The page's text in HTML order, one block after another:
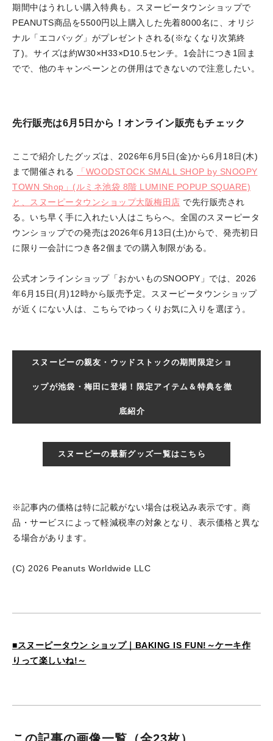
期間中はうれしい購入特典も。スヌーピータウンショップで
PEANUTS商品を5500円以上購入した先着8000名に、オリジ
ナル「エコバッグ」がプレゼントされる(※なくなり次第終
了)。サイズは約W30×H33×D10.5センチ。1会計につき1回ま
でで、他のキャンペーンとの併用はできないので注意したい。
先行販売は6月5日から！オンライン販売もチェック
ここで紹介したグッズは、2026年6月5日(金)から6月18日(木)
まで開催される
「WOODSTOCK SMALL SHOP by SNOOPY
TOWN Shop」(ルミネ池袋 8階 LUMINE POPUP SQUARE)
と、スヌーピータウンショップ大阪梅田店 で先行販売され
る。いち早く手に入れたい人はこちらへ。全国のスヌーピータ
ウンショップでの発売は2026年6月13日(土)からで、発売初日
に限り一会計につき各2個までの購入制限がある。
公式オンラインショップ「おかいものSNOOPY」では、2026
年6月15日(月)12時から販売予定。スヌーピータウンショップ
が近くにない人は、こちらでゆっくりお気に入りを選ぼう。
スヌーピーの親友・ウッドストックの期間限定ショ
ップが池袋・梅田に登場！限定アイテム＆特典を徹
底紹介
スヌーピーの最新グッズ一覧はこちら
※記事内の価格は特に記載がない場合は税込み表示です。商
品・サービスによって軽減税率の対象となり、表示価格と異な
る場合があります。
(C) 2026 Peanuts Worldwide LLC
■スヌーピータウン ショップ｜BAKING IS FUN!～ケーキ作
りって楽しいね!～